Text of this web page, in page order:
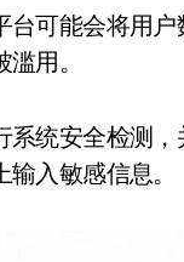
可能会将用
用。
统安全检测
入敏感信息。